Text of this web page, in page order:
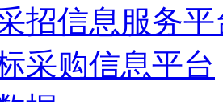
招信息服务平
采购信息平台